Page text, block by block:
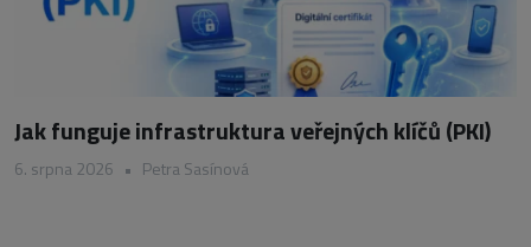
Jak funguje infrastruktura veřejných klíčů (PKI)
6. srpna 2026 • Petra Sasínová